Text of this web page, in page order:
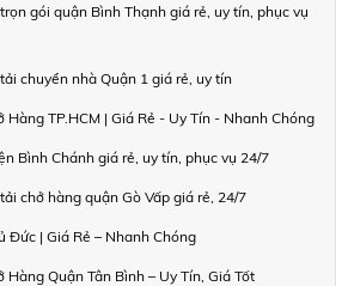
gói quận Bình Thạnh giá rẻ, uy tín, phục vụ
chuyển nhà Quận 1 giá rẻ, uy tín
Hàng TP.HCM | Giá Rẻ - Uy Tín - Nhanh Chóng
Bình Chánh giá rẻ, uy tín, phục vụ 24/7
chở hàng quận Gò Vấp giá rẻ, 24/7
Đức | Giá Rẻ – Nhanh Chóng
Hàng Quận Tân Bình – Uy Tín, Giá Tốt